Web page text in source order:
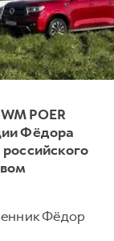
₽
POER
Фёдора
Фёдор